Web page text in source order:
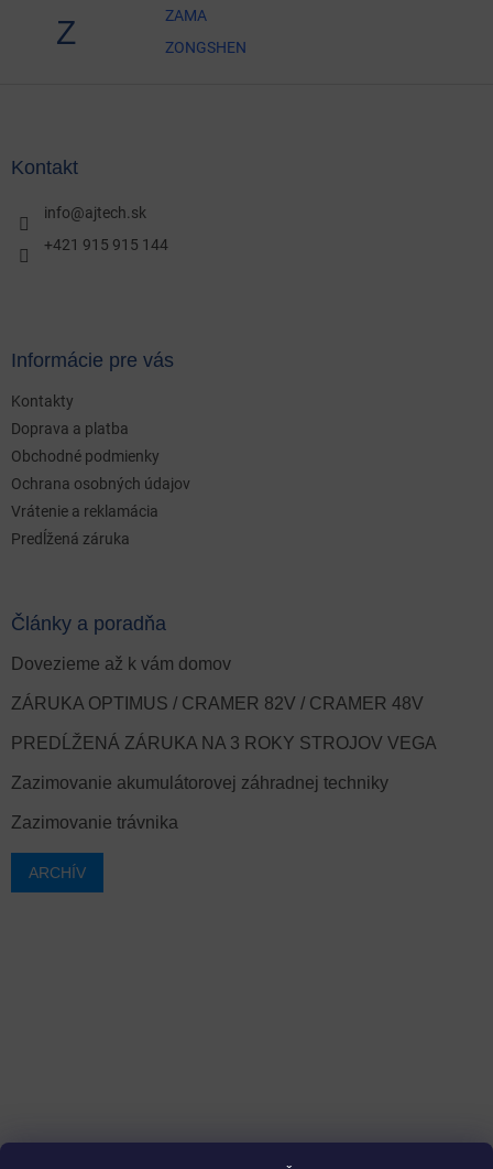
Z
ZAMA
ZONGSHEN
Kontakt
info@ajtech.sk
+421 915 915 144
Informácie pre vás
Kontakty
Doprava a platba
Obchodné podmienky
Ochrana osobných údajov
Vrátenie a reklamácia
Predĺžená záruka
Články a poradňa
Dovezieme až k vám domov
ZÁRUKA OPTIMUS / CRAMER 82V / CRAMER 48V
PREDĹŽENÁ ZÁRUKA NA 3 ROKY STROJOV VEGA
Zazimovanie akumulátorovej záhradnej techniky
Zazimovanie trávnika
ARCHÍV